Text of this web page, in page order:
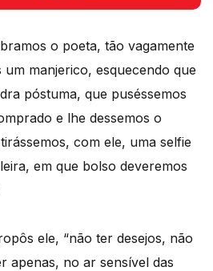
o poeta, tão vagamente
um manjerico, esquecendo que
póstuma, que puséssemos
e lhe dessemos o
com ele, uma selfie
em que bolso deveremos
ele, “não ter desejos, não
apenas, no ar sensível das